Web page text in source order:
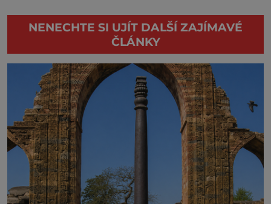
NENECHTE SI UJÍT DALŠÍ ZAJÍMAVÉ
ČLÁNKY